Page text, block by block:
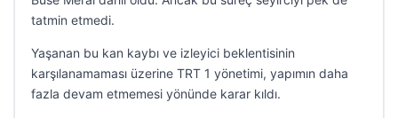
tatmin etmedi.
Yaşanan bu kan kaybı ve izleyici beklentisinin
karşılanamaması üzerine TRT 1 yönetimi, yapımın daha
fazla devam etmemesi yönünde karar kıldı.